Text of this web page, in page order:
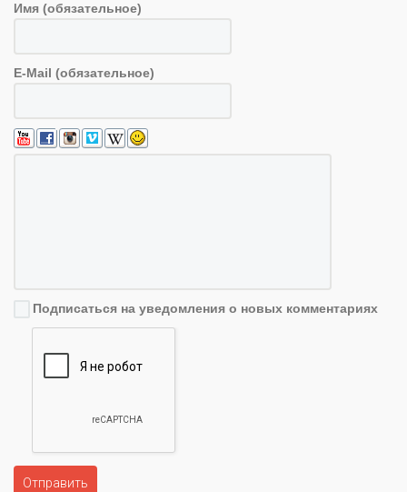
Имя (обязательное)
E-Mail (обязательное)
Подписаться на уведомления о новых комментариях
Отправить